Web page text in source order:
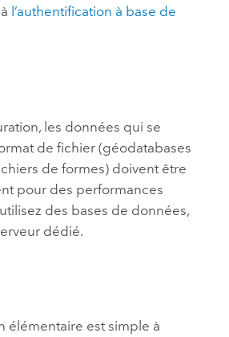
l’authentification à base de
les données qui se
de fichier (géodatabases
de formes) doivent être
pour des performances
des bases de données,
dédié.
élémentaire est simple à